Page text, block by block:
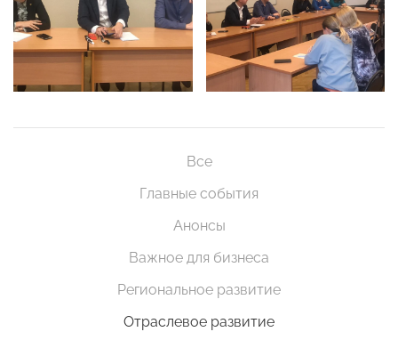
Все
Главные события
Анонсы
Важное для бизнеса
Региональное развитие
Отраслевое развитие